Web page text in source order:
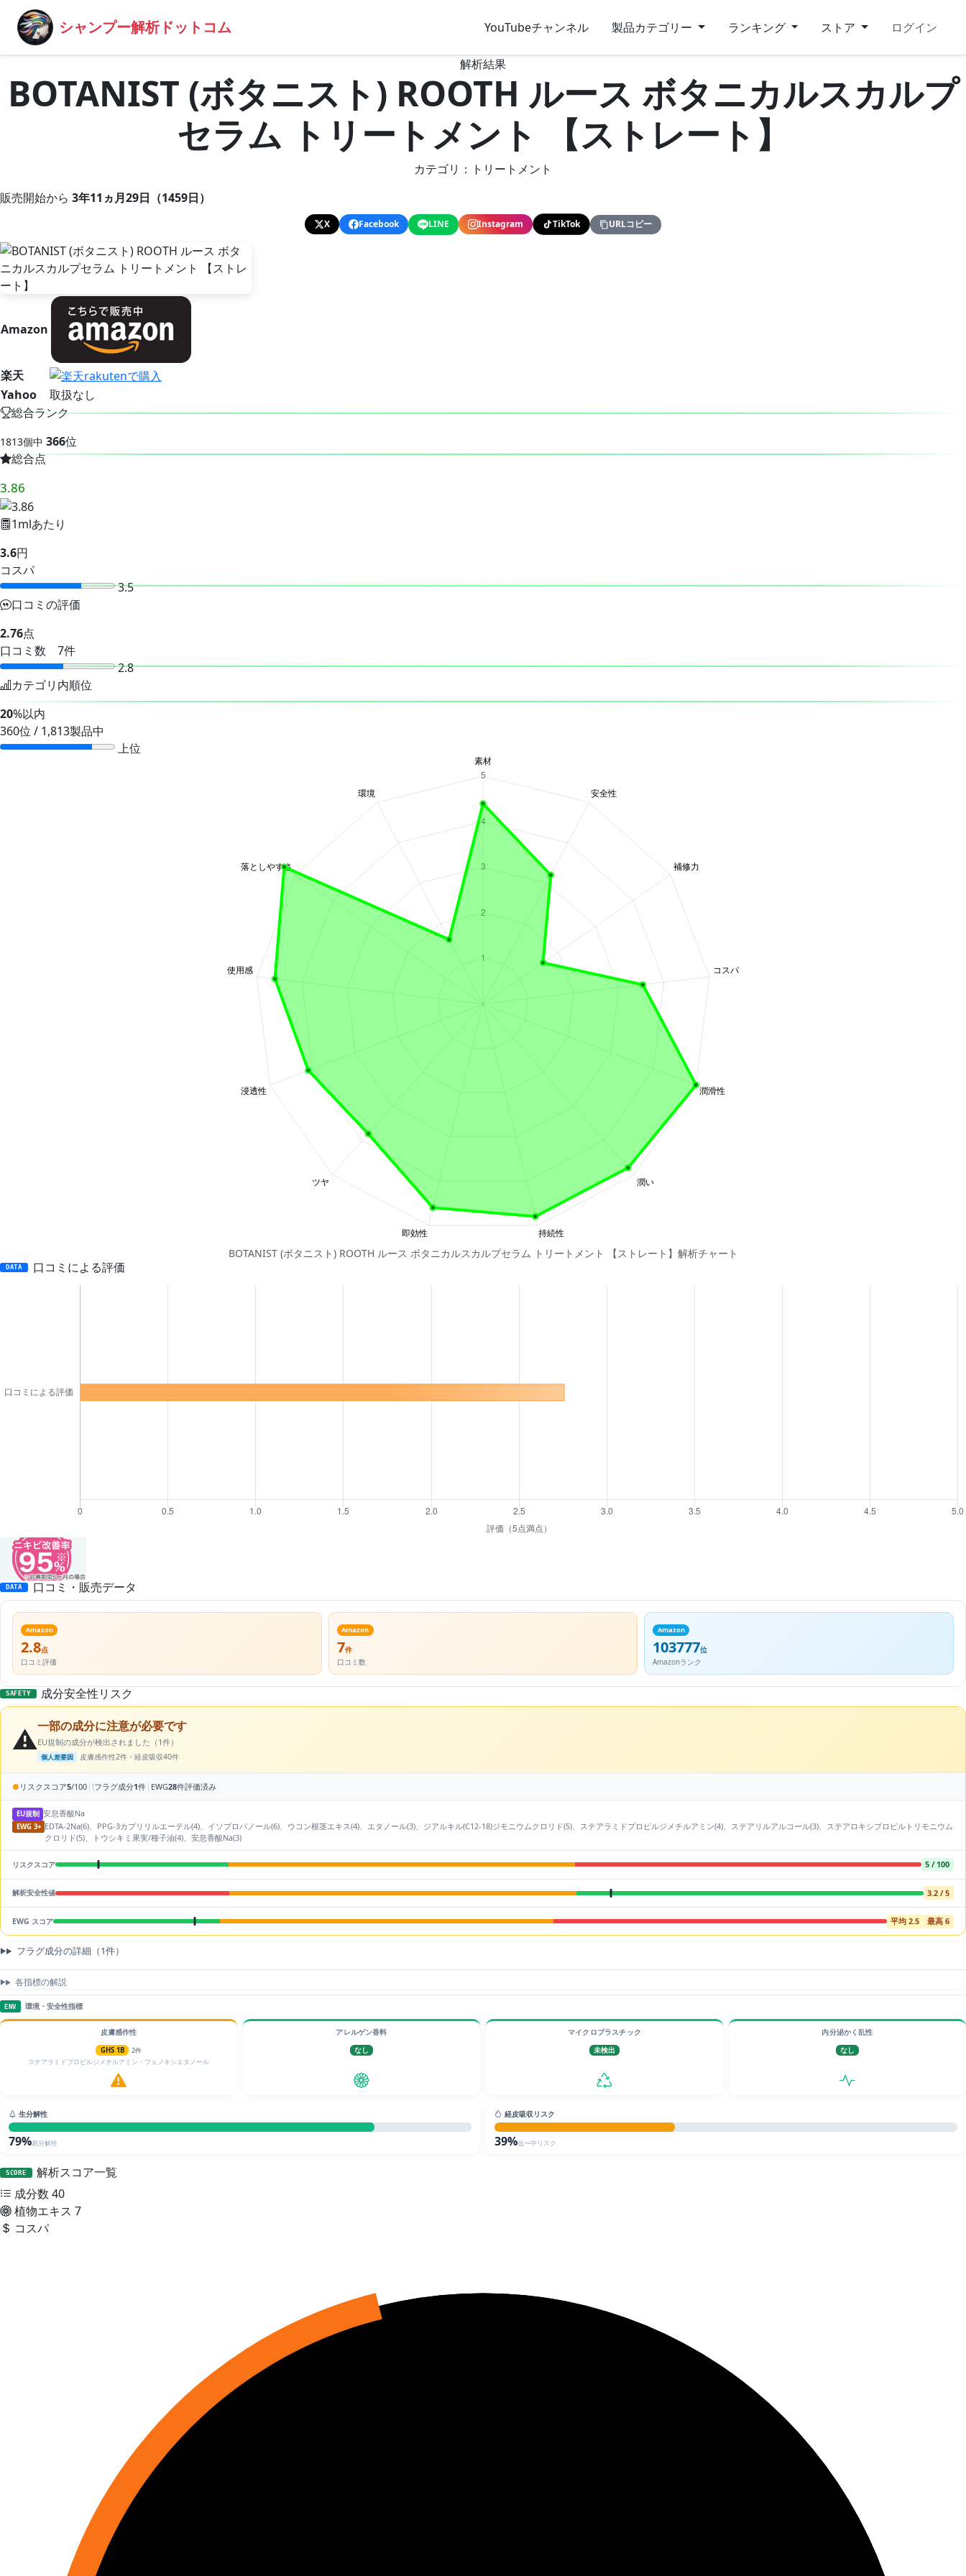
シャンプー解析ドットコム YouTubeチャンネル 製品カテゴリー ランキング ストア ログイン
解析結果
BOTANIST (ボタニスト) ROOTH ルース ボタニカルスカルプ
セラム トリートメント 【ストレート】
カテゴリ：トリートメント
販売開始から 3年11ヵ月29日（1459日）
X Facebook LINE Instagram TikTok URLコピー
Amazon
楽天
Yahoo
取扱なし
総合ランク
1813個中 366位
総合点
3.86
1mlあたり
3.6円
コスパ
3.5
口コミの評価
2.76点
口コミ数 7件
2.8
カテゴリ内順位
20%以内
360位 / 1,813製品中
上位
BOTANIST (ボタニスト) ROOTH ルース ボタニカルスカルプセラム トリートメント 【ストレート】解析チャート
DATA 口コミによる評価
DATA 口コミ・販売データ
Amazon
2.8点
口コミ評価
Amazon
7件
口コミ数
Amazon
103777位
Amazonランク
SAFETY 成分安全性リスク
⚠️一部の成分に注意が必要です
EU規制の成分が検出されました（1件）
個人差要因 皮膚感作性2件・経皮吸収40件
● リスクスコア5/100 | !フラグ成分1件 | EWG28件評価済み
EU規制 安息香酸Na
EWG 3+ EDTA-2Na(6)、PPG-3カプリリルエーテル(4)、イソプロパノール(6)、ウコン根茎エキス(4)、エタノール(3)、ジアルキル(C12-18)ジモニウムクロリド(5)、ステアラミドプロピルジメチルアミン(4)、ステアリルアルコール(3)、ステアロキシプロピルトリモニウム
クロリド(5)、トウシキミ果実/種子油(4)、安息香酸Na(3)
リスクスコア 5 / 100
解析安全性値 3.2 / 5
EWG スコア 平均 2.5 最高 6
フラグ成分の詳細（1件）
各指標の解説
ENV 環境・安全性指標
皮膚感作性
GHS 1B
2件
ステアラミドプロピルジメチルアミン・フェノキシエタノール
アレルゲン香料
なし
マイクロプラスチック
未検出
内分泌かく乱性
なし
生分解性
79%易分解性
経皮吸収リスク
39%低〜中リスク
SCORE
解析スコア一覧
成分数 40
植物エキス 7
コスパ